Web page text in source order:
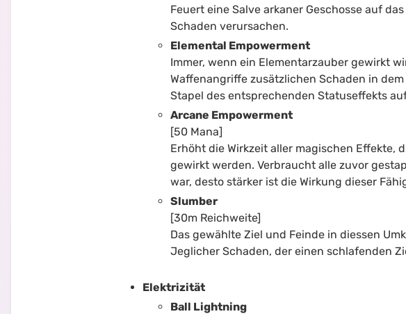
Feuert eine Salve arkaner Geschosse auf
Schaden verursachen.
Elemental Empowerment
Immer, wenn ein Elementarzauber gewirkt
Waffenangriffe zusätzlichen Schaden in
Stapel des entsprechenden Statuseffekts
Arcane Empowerment
[50 Mana]
Erhöht die Wirkzeit aller magischen Effekte,
gewirkt werden. Verbraucht alle zuvor
war, desto stärker ist die Wirkung dieser
Slumber
[30m Reichweite]
Das gewählte Ziel und Feinde in diessen
Jeglicher Schaden, der einen schlafenden
Elektrizität
Ball Lightning